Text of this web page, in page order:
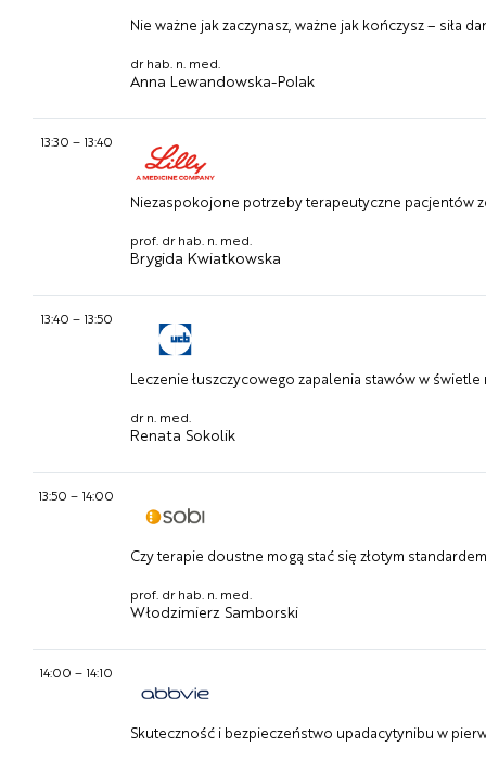
Nie ważne jak zaczynasz, ważne jak kończysz – siła
dr hab. n. med.
Anna Lewandowska-Polak
13:30 – 13:40
Niezaspokojone potrzeby terapeutyczne pacjentów
prof. dr hab. n. med.
Brygida Kwiatkowska
13:40 – 13:50
Leczenie łuszczycowego zapalenia stawów w
dr n. med.
Renata Sokolik
13:50 – 14:00
Czy terapie doustne mogą stać się złotym
prof. dr hab. n. med.
Włodzimierz Samborski
14:00 – 14:10
Skuteczność i bezpieczeństwo upadacytynibu w